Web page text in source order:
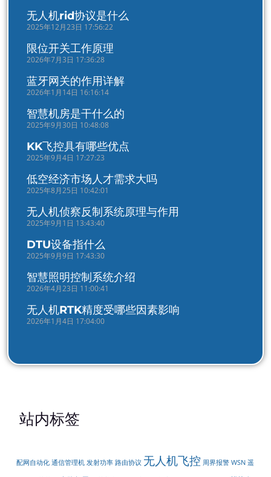
无人机rid协议是什么
2025年12月23日 17:56:22
限位开关工作原理
2026年7月3日 17:36:28
蓝牙网关的作用详解
2026年1月14日 16:16:14
智慧机房是干什么的
2025年9月30日 10:48:08
KK飞控具有哪些优点
2025年9月4日 17:27:23
低空经济市场人才需求大吗
2025年8月25日 10:42:01
无人机侦察反制系统原理与作用
2025年9月1日 13:43:40
DTU设备指什么
2025年9月9日 17:43:30
智慧照明控制系统介绍
2026年4月23日 11:00:41
无人机RTK精度受哪些因素影响
2026年1月4日 17:04:00
站内标签
配网自动化 通信管理机 发射功率 路由协议 无人机飞控 周界报警 WSN 遥